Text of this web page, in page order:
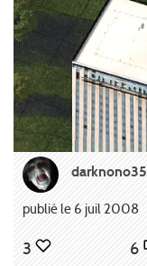
darknono35
publié le 6 juil 2008
3 6